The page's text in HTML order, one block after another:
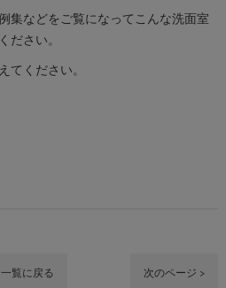
集などをご覧になってこんな洗面室
ださい。
てください。
一覧に戻る 次のページ >